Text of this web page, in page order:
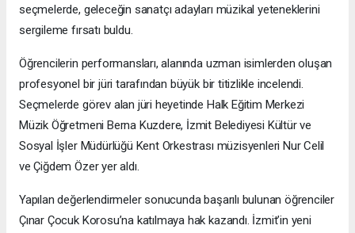
seçmelerde, geleceğin sanatçı adayları müzikal yeteneklerini
sergileme fırsatı buldu.
Öğrencilerin performansları, alanında uzman isimlerden oluşan
profesyonel bir jüri tarafından büyük bir titizlikle incelendi.
Seçmelerde görev alan jüri heyetinde Halk Eğitim Merkezi
Müzik Öğretmeni Berna Kuzdere, İzmit Belediyesi Kültür ve
Sosyal İşler Müdürlüğü Kent Orkestrası müzisyenleri Nur Celil
ve Çiğdem Özer yer aldı.
Yapılan değerlendirmeler sonucunda başarılı bulunan öğrenciler
Çınar Çocuk Korosu’na katılmaya hak kazandı. İzmit’in yeni